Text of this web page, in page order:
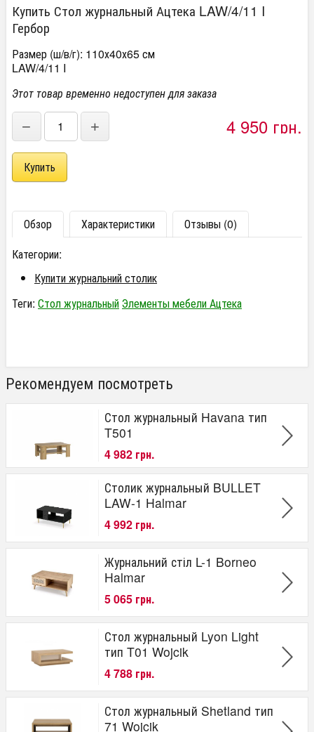
Купить Стол журнальный Ацтека LAW/4/11 I
Гербор
Размер (ш/в/г): 110х40х65 см
LAW/4/11 I
Этот товар временно недоступен для заказа
− + 4 950 грн.
Обзор Характеристики
Отзывы (0)
Категории:
Купити журнальний столик
Теги: Стол журнальныйЭлементы мебели Ацтека
Рекомендуем посмотреть
Стол журнальный Havana тип
T501
4 982 грн.
Столик журнальный BULLET
LAW-1 Halmar
4 992 грн.
Журнальний стіл L-1 Borneo
Halmar
5 065 грн.
Стол журнальный Lyon Light
тип T01 Wojcik
4 788 грн.
Стол журнальный Shetland тип
71 Wojcik